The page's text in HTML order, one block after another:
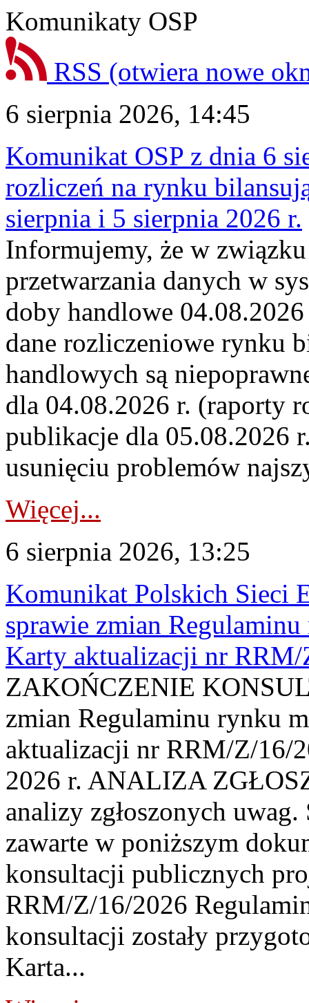
Komunikaty OSP
RSS (otwiera nowe
6 sierpnia 2026, 14:45
Komunikat OSP z dnia 6
rozliczeń na rynku
sierpnia i 5 sierpnia 2026 r.
Informujemy, że w
przetwarzania danych w
doby handlowe
dane rozliczeniowe rynku
handlowych są
dla 04.08.2026 r. (raporty
publikacje dla 05.08.2026
usunięciu problemów
Więcej...
6 sierpnia 2026, 13:25
Komunikat Polskich Sieci
sprawie zmian
Karty aktualizacji nr
ZAKOŃCZENIE
zmian Regulaminu rynku
aktualizacji nr RRM/Z/16/
2026 r. ANALIZA
analizy zgłoszonych
zawarte w poniższym
konsultacji publicznych
RRM/Z/16/2026
konsultacji zostały
Karta...